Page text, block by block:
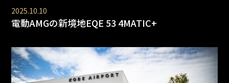
2025.10.10
電動AMGの新境地EQE 53 4MATIC+